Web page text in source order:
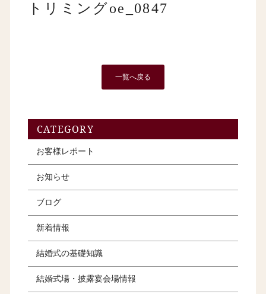
トリミングoe_0847
一覧へ戻る
CATEGORY
お客様レポート
お知らせ
ブログ
新着情報
結婚式の基礎知識
結婚式場・披露宴会場情報